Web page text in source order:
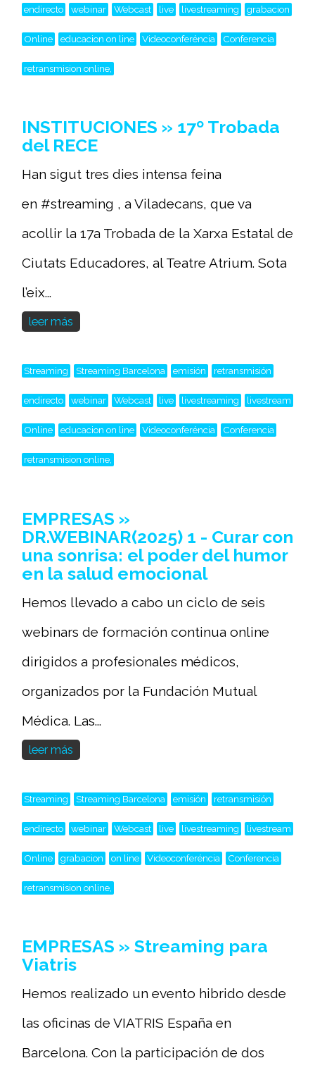
endirecto webinar Webcast live livestreaming grabacion
Online educacion on line Videoconferéncia Conferencia
retransmision online,
INSTITUCIONES » 17º Trobada
del RECE
Han sigut tres dies intensa feina
en #streaming , a Viladecans, que va
acollir la 17a Trobada de la Xarxa Estatal de
Ciutats Educadores, al Teatre Atrium. Sota
l’eix...
leer más
Streaming Streaming Barcelona emisión retransmisión
endirecto webinar Webcast live livestreaming livestream
Online educacion on line Videoconferéncia Conferencia
retransmision online,
EMPRESAS »
DR.WEBINAR(2025) 1 - Curar con
una sonrisa: el poder del humor
en la salud emocional
Hemos llevado a cabo un ciclo de seis
webinars de formación continua online
dirigidos a profesionales médicos,
organizados por la Fundación Mutual
Médica. Las...
leer más
Streaming Streaming Barcelona emisión retransmisión
endirecto webinar Webcast live livestreaming livestream
Online grabacion on line Videoconferéncia Conferencia
retransmision online,
EMPRESAS » Streaming para
Viatris
Hemos realizado un evento hibrido desde
las oficinas de VIATRIS España en
Barcelona. Con la participación de dos